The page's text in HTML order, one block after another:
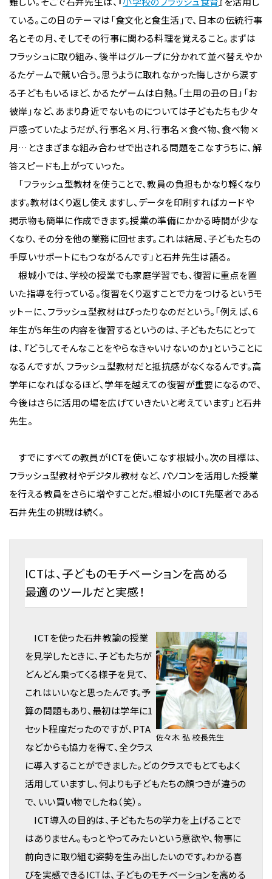
ている。この日のテーマは「食文化と食生活」で、日本の伝統行事
名とその月、そしてその行事に関わる料理を覚えること。まずは
フラッシュに取り組み、後半はグループに分かれて並べ替えやか
るたゲームで競い合う。思うように取れなかった悔しさから涙す
る子どももいるほど、かるたゲームは白熱。「土用の丑の日」「お
彼岸」など、あまり身近でないものについては子どもたちも少々
戸惑っていたようだが、行事名×月、行事名×食べ物、食べ物×
月…とさまざまな組み合わせで出される問題をこなすうちに、解
答スピードも上がっていった。
「フラッシュ型教材を使うことで、教員の負担もかなり軽くなり
ます。教材はくり返し使えますし、データを印刷すればカードや
掲示物も簡単に作成できます。授業の準備にかかる時間が少な
くなり、その分を他の業務に回せます。これは結局、子どもたちの
手厚いサポートにもつながるんです」と石井先生は語る。
根城小では、学校の授業でも家庭学習でも、復習に重点を置
いた指導を行っている。復習をくり返すことで力をつけるというモ
ットーに、フラッシュ型教材はぴったりなのだという。「例えば、6
年生が5年生の内容を復習するというのは、子どもたちにとって
は、『どうしてそんなことをやらなきゃいけないのか』ということに
なるんですが、フラッシュ型教材だと抵抗感がなくなるんです。高
学年になればなるほど、学年を越えての復習が重要になるので、
今後はさらに活用の場を広げていきたいと考えています」と石井
先生。
すでにすべての教員がICTを使いこなす根城小。次の目標は、
フラッシュ型教材やデジタル教材など、パソコンを活用した授業
を行える教員をさらに増やすことだ。根城小のICT先駆者である
石井先生の挑戦は続く。
ICTは、子どものモチベーションを高める
最適のツールだと実感！
佐々木 弘 校長先生
ICTを使った石井教諭の授業
を見学したときに、子どもたちが
どんどん乗ってくる様子を見て、
これはいいなと思ったんです。予
算の問題もあり、最初は学年に1
セット程度だったのですが、PTA
などからも協力を得て、全クラス
に導入することができました。どのクラスでもとてもよく
活用していますし、何よりも子どもたちの顔つきが違うの
で、いい買い物でしたね（笑）。
ICT導入の目的は、子どもたちの学力を上げることで
はありません。もっとやってみたいという意欲や、物事に
前向きに取り組む姿勢を生み出したいのです。わかる喜
びを実感できるICTは、子どものモチベーションを高める